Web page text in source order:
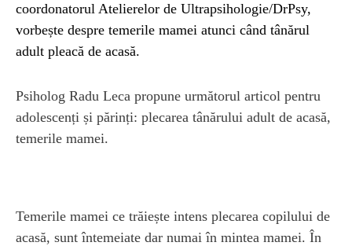
coordonatorul Atelierelor de Ultrapsihologie/DrPsy,
vorbește despre temerile mamei atunci când tânărul
adult pleacă de acasă.
Psiholog Radu Leca propune următorul articol pentru
adolescenți și părinți: plecarea tânărului adult de acasă,
temerile mamei.
Temerile mamei ce trăiește intens plecarea copilului de
acasă, sunt întemeiate dar numai în mintea mamei. În